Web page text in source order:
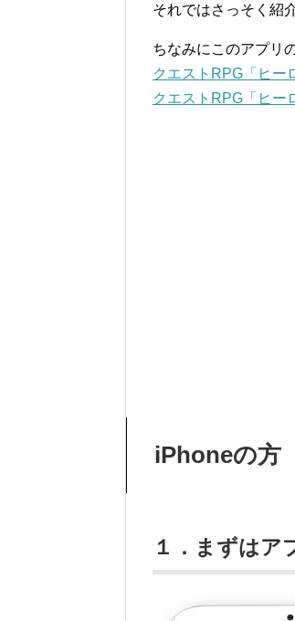
それではさっそく紹
ちなみにこのアプリ
クエストRPG「ヒー
クエストRPG「ヒー
iPhoneの方
１．まずはア